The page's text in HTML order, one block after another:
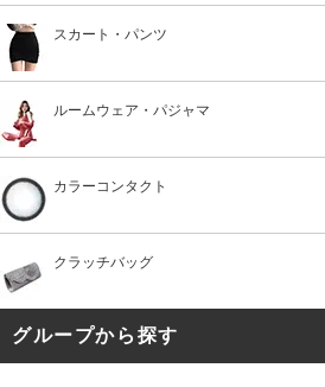
スカート・パンツ
ルームウェア・パジャマ
カラーコンタクト
クラッチバッグ
グループから探す